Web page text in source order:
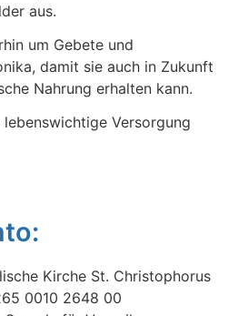
aus.
um Gebete und
damit sie auch in Zukunft
Nahrung erhalten kann.
Versorgung
Kirche St. Christophorus
0010 2648 00